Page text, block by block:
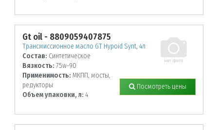
Gt oil - 8809059407875
Трансмиссионное масло GT Hypoid Synt, 4л
Состав: Синтетическое
Вязкость: 75w-90
Применимость: МКПП, мосты,
редукторы
Объем упаковки, л: 4
Посмотреть цены